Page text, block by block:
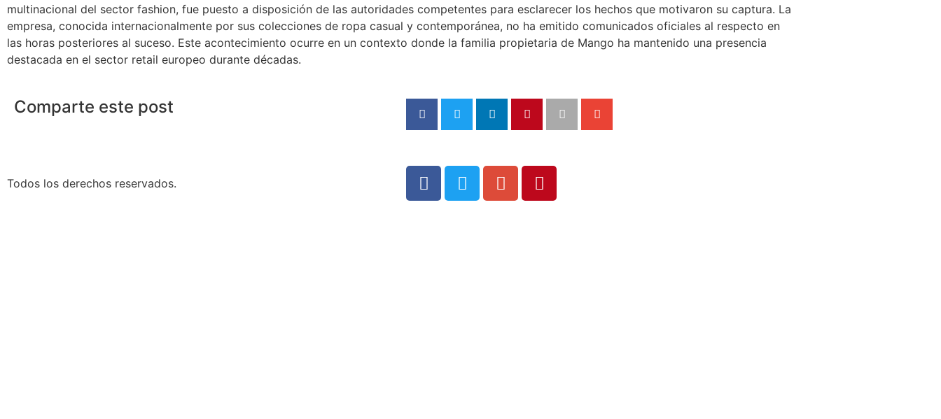
multinacional del sector fashion, fue puesto a disposición de las autoridades competentes para esclarecer los hechos que motivaron su captura. La
empresa, conocida internacionalmente por sus colecciones de ropa casual y contemporánea, no ha emitido comunicados oficiales al respecto en
las horas posteriores al suceso. Este acontecimiento ocurre en un contexto donde la familia propietaria de Mango ha mantenido una presencia
destacada en el sector retail europeo durante décadas.
Comparte este post
Todos los derechos reservados.